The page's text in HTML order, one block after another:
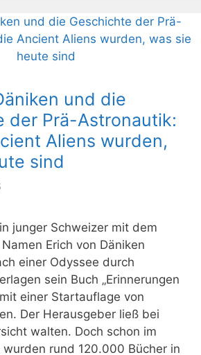
und die
der Prä-Astronautik:
Aliens wurden,
sind
junger Schweizer mit dem
Erich von Däniken
einer Odyssee durch
sein Buch „Erinnerungen
einer Startauflage von
Der Herausgeber ließ bei
walten. Doch schon im
wurden rund 120.000 Bücher in